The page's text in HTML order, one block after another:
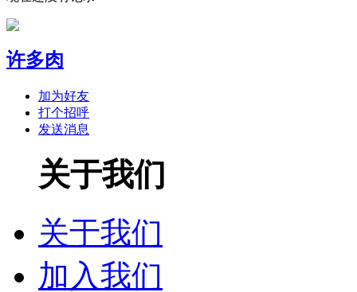
许多肉
加为好友
打个招呼
发送消息
关于我们
关于我们
加入我们